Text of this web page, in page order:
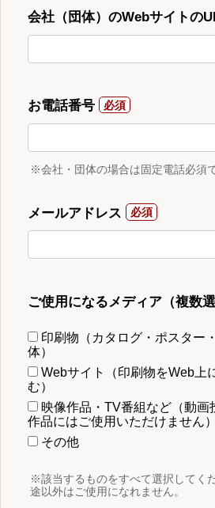
会社（団体）のWebサイトの
お電話番号
※会社・団体の場合は固定電話必須で
メールアドレス
ご使用になるメディア（複数選
印刷物（カタログ・ポスター
体）
Webサイト（印刷物をWeb上
む）
映像作品・TV番組など（動画
作品にはご使用いただけません）
その他
※該当するものをすべて選択してく
途以外はご使用になれません。